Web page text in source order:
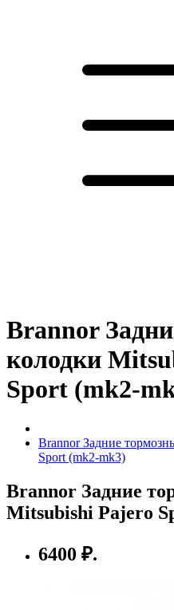
Brannor
колодки
Sport (mk2-
Brannor Задние
Sport (mk2-mk3)
Brannor Задние
Mitsubishi Pajero
6400 ₽.